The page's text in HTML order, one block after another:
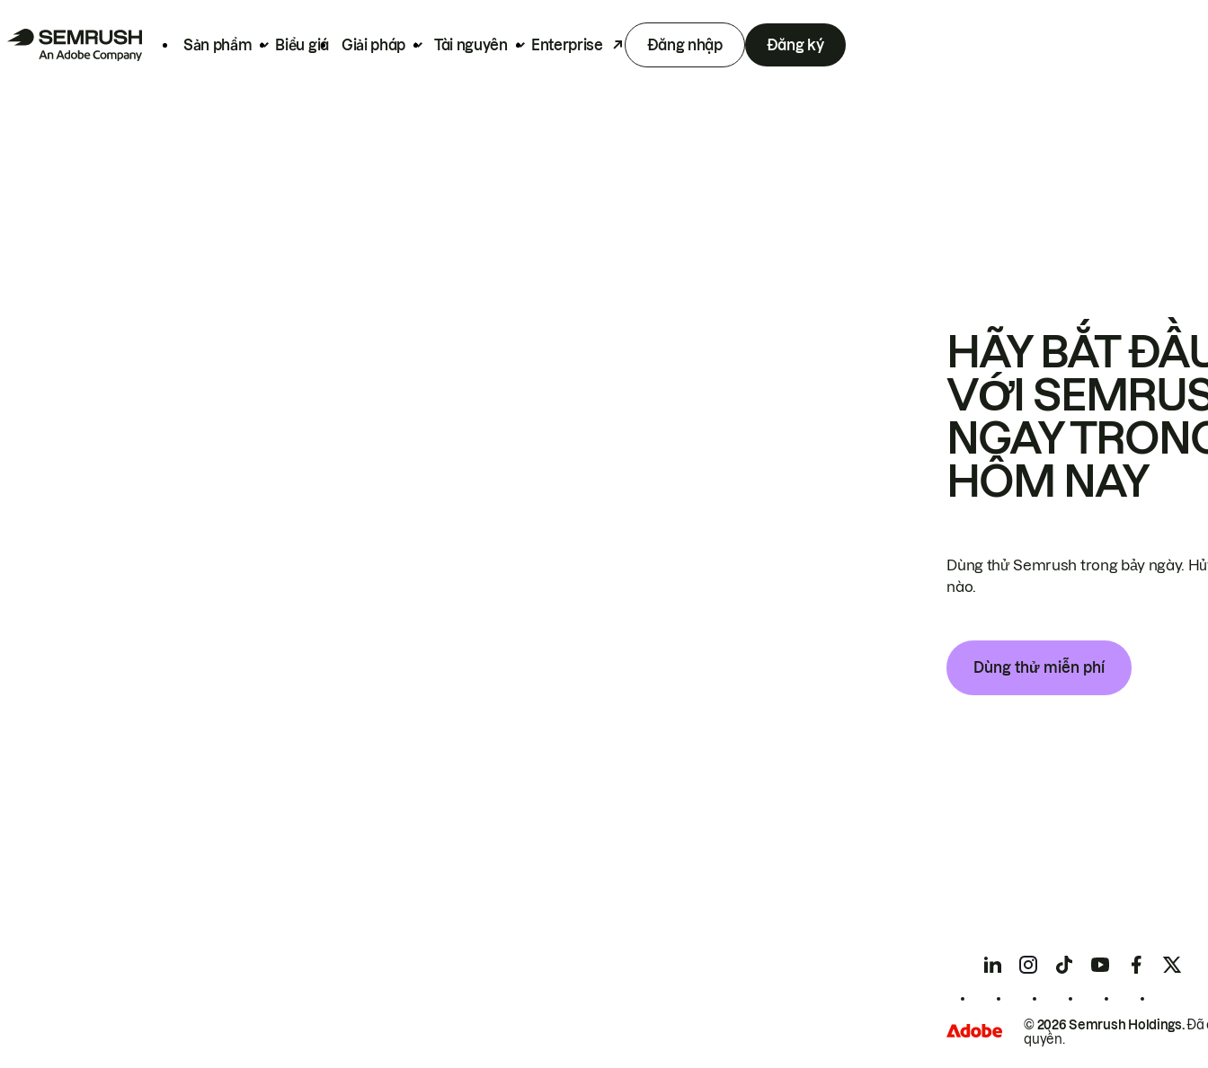
Sản phẩm Biểu giá Giải pháp Tài nguyên Enterprise Đăng nhập Đăng ký
HÃY BẮT
VỚI
NGAY
HÔM NAY
Dùng thử Semrush trong bảy ngày.
nào.
Dùng thử miễn phí
© 2026 Semrush Holdings.Đã
quyền.